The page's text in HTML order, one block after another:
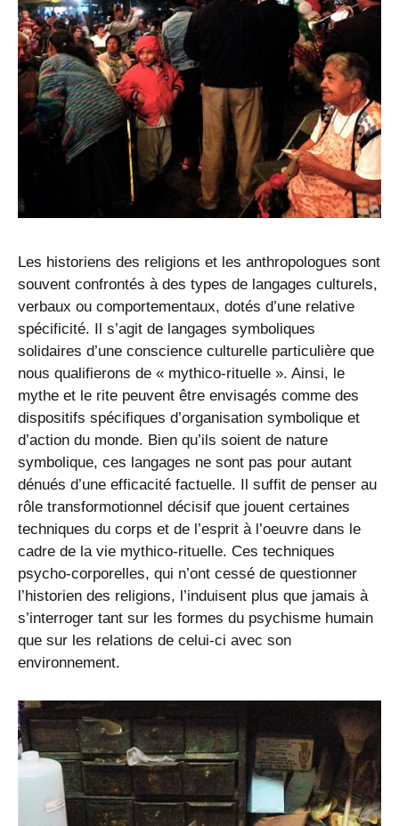
Les historiens des religions et les anthropologues sont
souvent confrontés à des types de langages culturels,
verbaux ou comportementaux, dotés d’une relative
spécificité. Il s’agit de langages symboliques
solidaires d’une conscience culturelle particulière que
nous qualifierons de « mythico-rituelle ». Ainsi, le
mythe et le rite peuvent être envisagés comme des
dispositifs spécifiques d’organisation symbolique et
d’action du monde. Bien qu’ils soient de nature
symbolique, ces langages ne sont pas pour autant
dénués d’une efficacité factuelle. Il suffit de penser au
rôle transformotionnel décisif que jouent certaines
techniques du corps et de l’esprit à l’oeuvre dans le
cadre de la vie mythico-rituelle. Ces techniques
psycho-corporelles, qui n’ont cessé de questionner
l’historien des religions, l’induisent plus que jamais à
s’interroger tant sur les formes du psychisme humain
que sur les relations de celui-ci avec son
environnement.